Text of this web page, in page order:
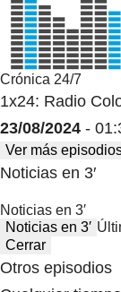
Crónica 24/7
1x24: Radio
23/08/2024 -
Ver más
Noticias en 3′
Noticias en 3′
Noticias en 3′
Cerrar
Otros episodios